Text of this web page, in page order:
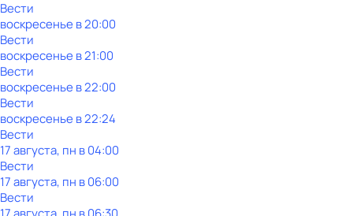
Вести
воскресенье в20:00
Вести
воскресенье в21:00
Вести
воскресенье в22:00
Вести
воскресенье в22:24
Вести
17 августа, пн в 04:00
Вести
17 августа, пн в 06:00
Вести